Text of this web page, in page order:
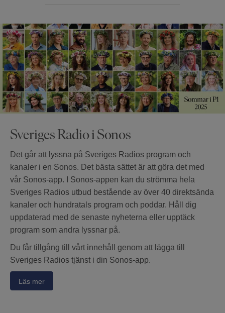
Sveriges Radio i Sonos
Det går att lyssna på Sveriges Radios program och
kanaler i en Sonos. Det bästa sättet är att göra det med
vår Sonos-app. I Sonos-appen kan du strömma hela
Sveriges Radios utbud bestående av över 40 direktsända
kanaler och hundratals program och poddar. Håll dig
uppdaterad med de senaste nyheterna eller upptäck
program som andra lyssnar på.
Du får tillgång till vårt innehåll genom att lägga till
Sveriges Radios tjänst i din Sonos-app.
Läs mer